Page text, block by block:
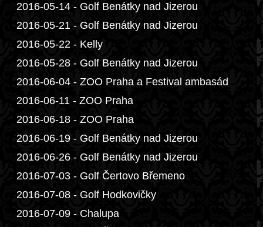
2016-05-14 - Golf Benátky nad Jizerou
2016-05-21 - Golf Benátky nad Jizerou
2016-05-22 - Kelly
2016-05-28 - Golf Benátky nad Jizerou
2016-06-04 - ZOO Praha a Festival ambasád
2016-06-11 - ZOO Praha
2016-06-18 - ZOO Praha
2016-06-19 - Golf Benátky nad Jizerou
2016-06-26 - Golf Benátky nad Jizerou
2016-07-03 - Golf Čertovo Břemeno
2016-07-08 - Golf Hodkovičky
2016-07-09 - Chalupa